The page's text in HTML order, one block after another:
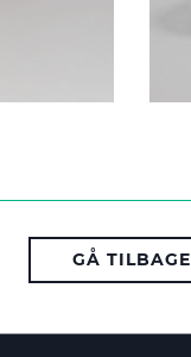
GÅ TILBAGE